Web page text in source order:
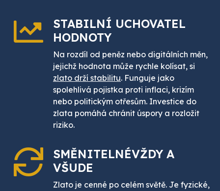
STABILNÍ UCHOVATEL
HODNOTY
Na rozdíl od peněz nebo digitálních měn,
jejichž hodnota může rychle kolísat, si
zlato drží stabilitu. Funguje jako
spolehlivá pojistka proti inflaci, krizím
nebo politickým otřesům. Investice do
zlata pomáhá chránit úspory a rozložit
riziko.
SMĚNITELNÉVŽDY A
VŠUDE
Zlato je cenné po celém světě. Je fyzické,